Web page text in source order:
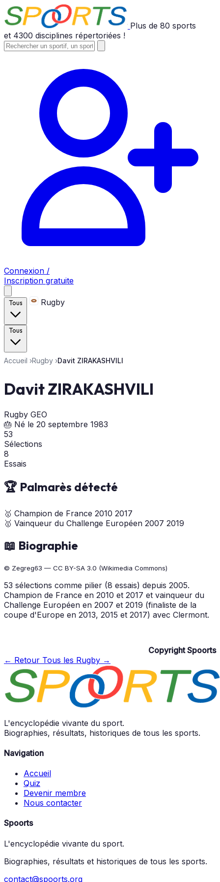
Plus de 80 sports
et 4300 disciplines répertoriées !
Connexion /
Inscription gratuite
Tous Rugby
Tous
Accueil ›Rugby ›Davit ZIRAKASHVILI
Davit ZIRAKASHVILI
Rugby GEO
🎂 Né le 20 septembre 1983
53
Sélections
8
Essais
🏆 Palmarès détecté
🥇 Champion de France 2010 2017
🥇 Vainqueur du Challenge Européen 2007 2019
📖 Biographie
© Zegreg63 — CC BY-SA 3.0 (Wikimedia Commons)
53 sélections comme pilier (8 essais) depuis 2005.
Champion de France en 2010 et 2017 et vainqueur du
Challenge Européen en 2007 et 2019 (finaliste de la
coupe d'Europe en 2013, 2015 et 2017) avec Clermont.
Copyright Spoorts
← Retour Tous les Rugby →
L'encyclopédie vivante du sport.
Biographies, résultats, historiques de tous les sports.
Navigation
Accueil
Quiz
Devenir membre
Nous contacter
Spoorts
L'encyclopédie vivante du sport.
Biographies, résultats et historiques de tous les sports.
contact@spoorts.org